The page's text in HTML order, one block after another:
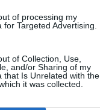
of processing my
for Targeted Advertising.
of Collection, Use,
and/or Sharing of my
that Is Unrelated with the
it was collected.